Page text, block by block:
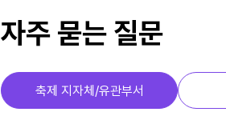
자주 묻는 질문
축제 지자체/유관부서